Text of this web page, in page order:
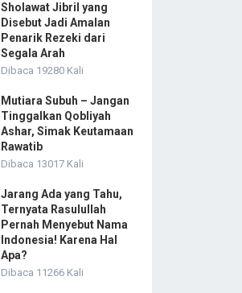
Sholawat Jibril yang
Disebut Jadi Amalan
Penarik Rezeki dari
Segala Arah
Dibaca 19280 Kali
Mutiara Subuh – Jangan
Tinggalkan Qobliyah
Ashar, Simak Keutamaan
Rawatib
Dibaca 13017 Kali
Jarang Ada yang Tahu,
Ternyata Rasulullah
Pernah Menyebut Nama
Indonesia! Karena Hal
Apa?
Dibaca 11266 Kali